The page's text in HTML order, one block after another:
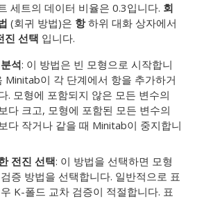
세트의 데이터 비율은 0.3입니다. 회
(회귀 방법)은 항하위 대화 상자에서
진 선택 입니다.
석: 이 방법은 빈 모형으로 시작합니
Minitab이 각 단계에서 항을 추가하거
. 모형에 포함되지 않은 모든 변수의
다 크고, 모형에 포함된 모든 변수의
다 작거나 같을 때 Minitab이 중지합니
전진 선택: 이 방법을 선택하면 모형
증 방법을 선택합니다. 일반적으로 표
K-폴드 교차 검증이 적절합니다. 표